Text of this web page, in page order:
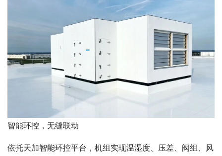
智能环控，无缝联动
依托天加智能环控平台，机组实现温湿度、压差、阀组、风